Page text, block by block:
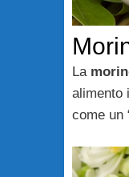
La
alimento
come un